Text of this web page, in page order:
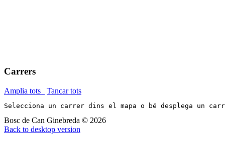
Carrers
Amplia tots Tancar tots
Selecciona un carrer dins el mapa o bé desplega un
Bosc de Can Ginebreda © 2026
Back to desktop version